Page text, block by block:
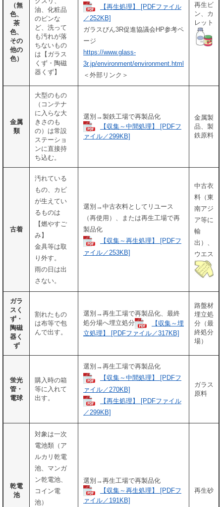
（無
色、
茶
色、
その
他の
色）
油、化粧品
のビンな
ど、洗って
も汚れが落
ちないもの
は【ガラス
くず・陶磁
器くず】
【再生処理】 [PDFファイル
／252KB]
ガラスびん3R促進協議会HP参考ペ
ージ
https://www.glass-
3r.jp/environment/environment.html
＜外部リンク＞
再生ビ
ン、カ
レット
金属
類
大型のもの
（コンテナ
に入らな大
きさのも
の）は常設
ステーショ
ンに直接持
ち込む。
選別→製鉄工場で再製品化
【収集～中間処理】 [PDFフ
ァイル／299KB]
金属製
品、製
鉄原料
古着
汚れている
もの、カビ
が生えてい
るものは
【燃やすご
み】
金具等は取
り外す。
雨の日は出
さない。
選別→中古衣料としてリユース
（再使用）、または再生工場で再
製品化
【収集～再生処理】 [PDFフ
ァイル／253KB]
中古衣
料（東
南アジ
ア等に
輸
出）、
ウエス
ガラ
スく
ず・
陶磁
器く
ず
割れたもの
は布等で包
んで出す。
選別→再生工場で再製品化、最終
処分場へ埋立処分
【収集～埋
立処理】 [PDFファイル／317KB]
路盤材
埋立処
分（最
終処分
場）
蛍光
管・
電球
購入時の箱
等に入れて
出す。
選別→再生工場で再製品化
【収集～中間処理】 [PDFフ
ァイル／270KB]
【再生処理】 [PDFファイル
／299KB]
ガラス
原料
乾電
池
対象は一次
電池類（ア
ルカリ乾電
池、マンガ
ン乾電池、
コイン電
池）
選別→再生工場で再製品化
【収集～再生処理】 [PDFフ
ァイル／191KB]
再生砂